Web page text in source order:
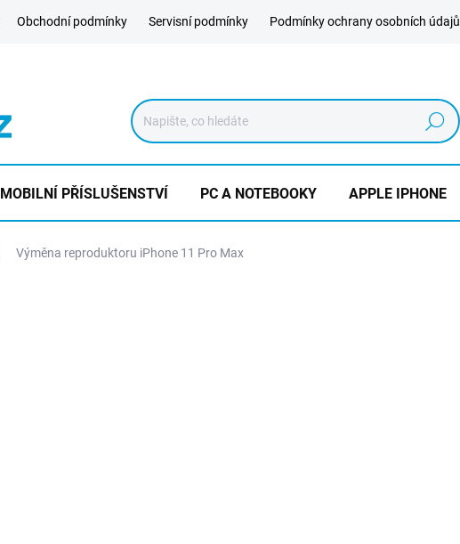
Obchodní podmínky Servisní podmínky Podmínky ochrany osobních údajů
Hledat
MOBILNÍ PŘÍSLUŠENSTVÍ PC A NOTEBOOKY APPLE IPHONE
Výměna reproduktoru iPhone 11 Pro Max